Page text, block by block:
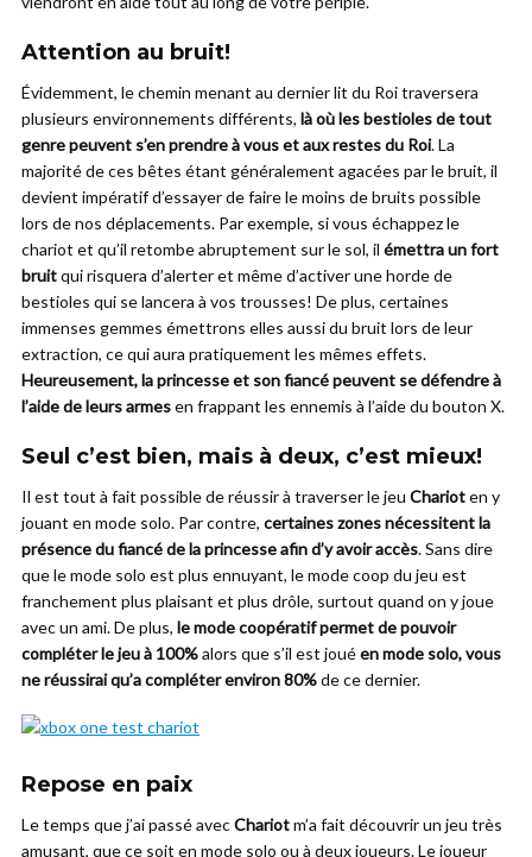
Attention au bruit!
Évidemment, le chemin menant au dernier lit du Roi traversera
plusieurs environnements différents, là où les bestioles de tout
genre peuvent s’en prendre à vous et aux restes du Roi. La
majorité de ces bêtes étant généralement agacées par le bruit, il
devient impératif d’essayer de faire le moins de bruits possible
lors de nos déplacements. Par exemple, si vous échappez le
chariot et qu’il retombe abruptement sur le sol, il émettra un fort
bruitqui risquera d’alerter et même d’activer une horde de
bestioles qui se lancera à vos trousses! De plus, certaines
immenses gemmes émettrons elles aussi du bruit lors de leur
extraction, ce qui aura pratiquement les mêmes effets.
Heureusement, la princesse et son fiancé peuvent se défendre à
l’aide de leurs armesen frappant les ennemis à l’aide du bouton X.
Seul c’est bien, mais à deux, c’est mieux!
Il est tout à fait possible de réussir à traverser le jeu Charioten y
jouant en mode solo. Par contre, certaines zones nécessitent la
présence du fiancé de la princesse afin d’y avoir accès. Sans dire
que le mode solo est plus ennuyant, le mode coop du jeu est
franchement plus plaisant et plus drôle, surtout quand on y joue
avec un ami. De plus, le mode coopératif permet de pouvoir
compléter le jeu à 100%alors que s’il est jouéen mode solo, vous
ne réussirai qu’a compléter environ 80%de ce dernier.
Repose en paix
Le temps que j’ai passé avecChariotm’a fait découvrir un jeu très
amusant, que ce soit en mode solo ou à deux joueurs. Le joueur